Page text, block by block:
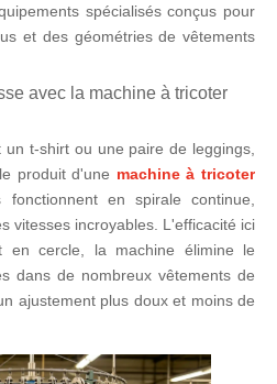
spécialisés conçus pour
et des géométries de vêtements
avec la machine à tricoter
t-shirt ou une paire de leggings,
produit d'une machine à tricoter
fonctionnent en spirale continue,
vitesses incroyables. L'efficacité ici
en cercle, la machine élimine le
dans de nombreux vêtements de
ajustement plus doux et moins de